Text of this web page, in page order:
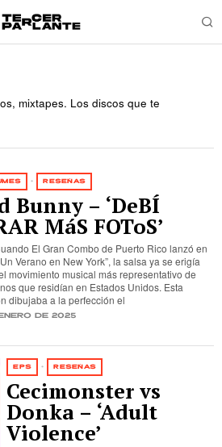
mixtapes. Los discos que te
· RESEÑAS
Bunny – ‘DeBÍ
MáS FOToS’
El Gran Combo de Puerto Rico lanzó en
Verano en New York”, la salsa ya se erigía
movimiento musical más representativo de
que residían en Estados Unidos. Esta
dibujaba a la perfección el
de 2025
EPS · RESEÑAS
Cecimonster vs
Donka – ‘Adult
Violence’